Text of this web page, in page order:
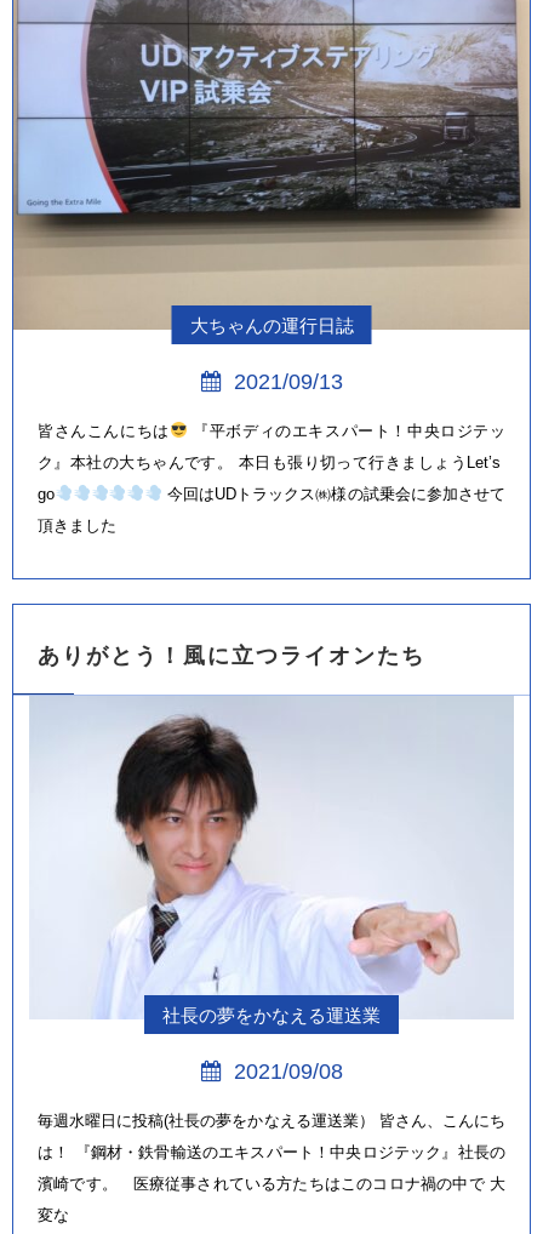
大ちゃんの運行日誌
2021/09/13
皆さんこんにちは
『平ボディのエキスパート！中央ロジテッ
ク』本社の大ちゃんです。 本日も張り切って行きましょうLet’s
go
今回はUDトラックス㈱様の試乗会に参加させて
頂きました
ありがとう！風に立つライオンたち
社長の夢をかなえる運送業
2021/09/08
毎週水曜日に投稿(社長の夢をかなえる運送業） 皆さん、こんにち
は！ 『鋼材・鉄骨輸送のエキスパート！中央ロジテック』社長の
濱崎です。 医療従事されている方たちはこのコロナ禍の中で 大
変な